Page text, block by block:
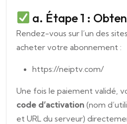
a. Étape 1 :
Rendez-vous sur l’un des
acheter votre abonnement :
https://neiptv.com/
Une fois le paiement validé,
code d’activation (nom
et URL du serveur)